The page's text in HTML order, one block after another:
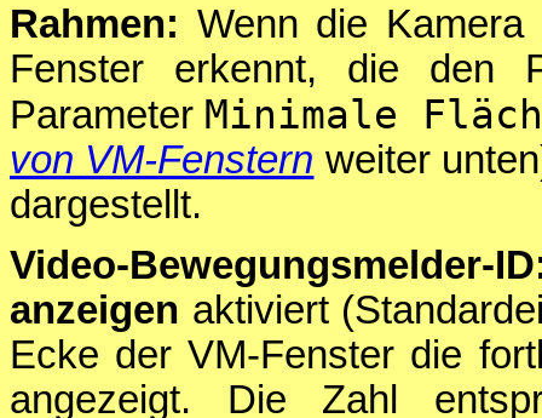
Rahmen: Wenn die
Fenster erkennt, die den
Parameter Minimale
von VM-Fenstern weiter
dargestellt.
Video-Bewegungsmelder-
anzeigen aktiviert
Ecke der VM-Fenster die
angezeigt. Die Zahl